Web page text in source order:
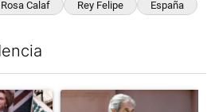
Calaf Rey Felipe España
con el título "El Gobierno perdió la
Un artículo de tendencia con